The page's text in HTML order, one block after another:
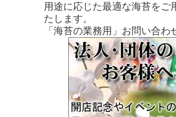
用途に応じた最適な海苔をご
たします。
「海苔の業務用」お問い合わ